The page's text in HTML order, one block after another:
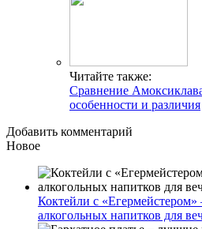
Читайте также:
Сравнение
особенности и различия
Добавить комментарий
Новое
Коктейли с
алкогольных напитков для